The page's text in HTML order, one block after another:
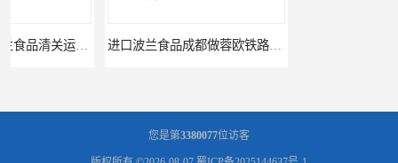
进口波兰食品成都做蓉欧铁路代理的公司
您是第3380077位访客